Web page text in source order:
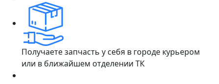
Получаете запчасть у себя в городе курьером
или в ближайшем отделении ТК